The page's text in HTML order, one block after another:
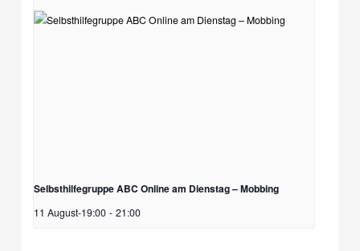
Selbsthilfegruppe ABC Online am Dienstag – Mobbing
11 August-19:00 - 21:00